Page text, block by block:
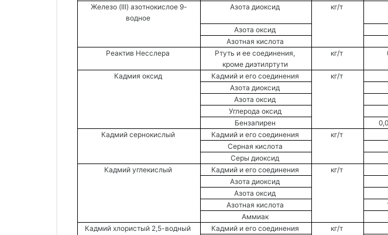
Железо (III) азотнокислое 9-
водное
Азота диоксид кг/т
Азота оксид
Азотная кислота
Реактив Несслера
Ртуть и ее соединения,
кроме диэтилртути
кг/т
Кадмия оксид Кадмий и его соединения кг/т
Азота диоксид
Азота оксид
Углерода оксид
Бензапирен
Кадмий сернокислый
Кадмий и его соединения кг/т
Серная кислота
Серы диоксид
Кадмий углекислый
Кадмий и его соединения кг/т
Азота диоксид
Азота оксид
Азотная кислота
Аммиак
Кадмий хлористый 2,5-водный
Кадмий и его соединения кг/т